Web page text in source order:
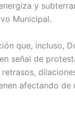
y
Municipal.
que, incluso,
señal de
afectando de